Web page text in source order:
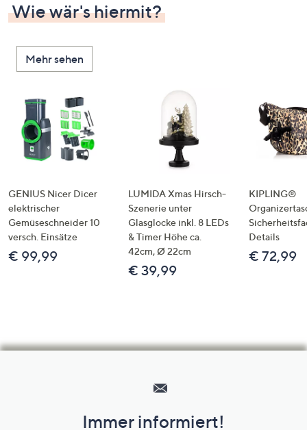
Wie wär's hiermit?
Mehr sehen
GENIUS Nicer Dicer
elektrischer
Gemüseschneider 10
versch. Einsätze
€ 99,99
LUMIDA Xmas Hirsch-
Szenerie unter
Glasglocke inkl. 8 LEDs
& Timer Höhe ca.
42cm, Ø 22cm
€ 39,99
KIPLING®
Details
€ 72,99
Immer informiert!